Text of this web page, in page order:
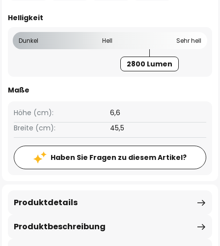
Helligkeit
Dunkel Hell Sehr hell
2800 Lumen
Maße
Breite (cm): 45,5
Höhe (cm): 6,6
Haben Sie Fragen zu diesem Artikel?
Produktbeschreibung
Produktdetails